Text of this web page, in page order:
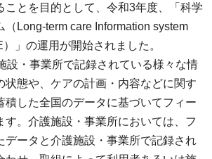
ことを目的として、令和3年度、「科学
（Long-term care Information system
」の運用が開始されました。
・事業所で記録されている様々な情
状態や、ケアの計画・内容などに関す
積した全国のデータに基づいてフィー
す。介護施設・事業所においては、フ
データと介護施設・事業所で記録され